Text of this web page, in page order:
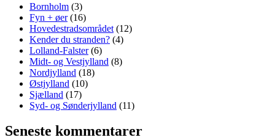
Bornholm (3)
Fyn + øer(16)
Hovedestradsområdet (12)
Kender du stranden? (4)
Lolland-Falster(6)
Midt- og Vestjylland (8)
Nordjylland (18)
Østjylland (10)
Sjælland (17)
Syd- og Sønderjylland (11)
Seneste kommentarer